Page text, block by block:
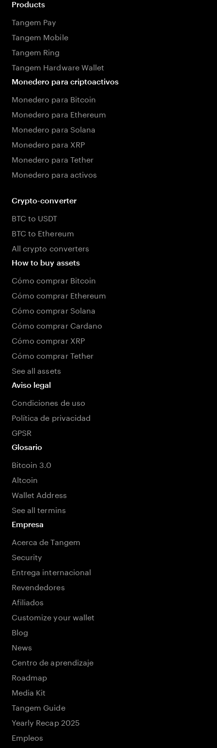
Products
Tangem Pay
Tangem Mobile
Tangem Ring
Tangem Hardware Wallet
Monedero para criptoactivos
Monedero para Bitcoin
Monedero para Ethereum
Monedero para Solana
Monedero para XRP
Monedero para Tether
Monedero para activos
Crypto-converter
BTC to USDT
BTC to Ethereum
All crypto converters
How to buy assets
Cómo comprar Bitcoin
Cómo comprar Ethereum
Cómo comprar Solana
Cómo comprar Cardano
Cómo comprar XRP
Cómo comprar Tether
See all assets
Aviso legal
Condiciones de uso
Política de privacidad
GPSR
Glosario
Bitcoin 3.0
Altcoin
Wallet Address
See all termins
Empresa
Acerca de Tangem
Security
Entrega internacional
Revendedores
Afiliados
Customize your wallet
Blog
News
Centro de aprendizaje
Roadmap
Media Kit
Tangem Guide
Yearly Recap 2025
Empleos